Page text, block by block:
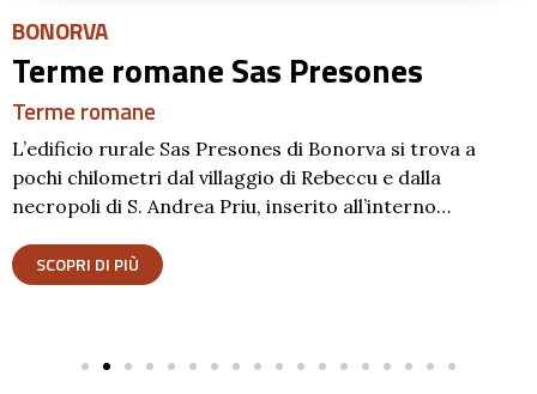
BONORVA
Terme romane Sas Presones
Terme romane
L’edificio rurale Sas Presones di Bonorva si trova a
pochi chilometri dal villaggio di Rebeccu e dalla
necropoli di S. Andrea Priu, inserito all’interno…
SCOPRI DI PIÙ